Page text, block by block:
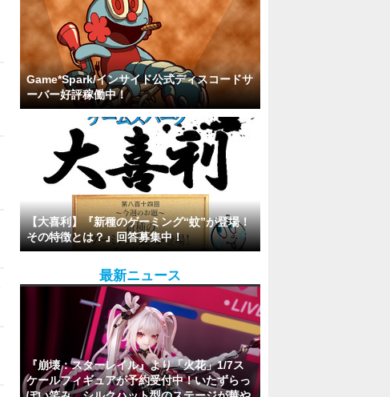
Game*Spark/インサイド公式ディスコードサ
ーバー好評稼働中！
【大喜利】『新種のゲーミング“蚊”が登場！
その特徴とは？』回答募集中！
最新ニュース
『崩壊：スターレイル』より「火花」1/7ス
ケールフィギュアが予約受付中！いたずらっ